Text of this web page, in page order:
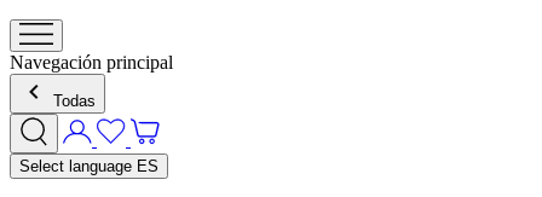
Navegación principal
Todas
Select language ES